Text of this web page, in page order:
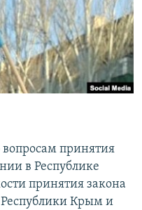
вопросам принятия
в Республике
принятия закона
Крым и